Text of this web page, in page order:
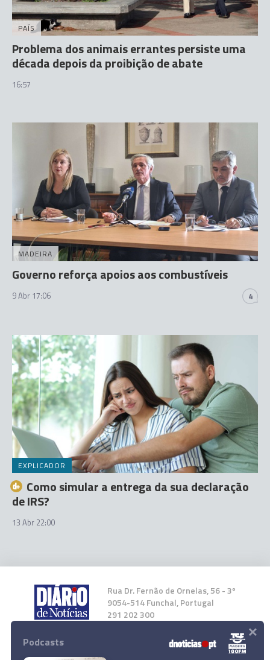
PAÍS
Problema dos animais errantes persiste uma
década depois da proibição de abate
16:57
MADEIRA
Governo reforça apoios aos combustíveis
9 Abr 17:06 4
EXPLICADOR
Como simular a entrega da sua declaração
de IRS?
13 Abr 22:00
Rua Dr. Fernão de Ornelas, 56 - 3º
9054-514 Funchal, Portugal
291 202 300
Instale a nossa App
Podcasts ×